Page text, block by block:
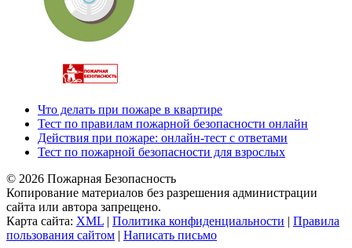
Что делать при пожаре в квартире
Тест по правилам пожарной безопасности онлайн
Действия при пожаре: онлайн-тест с ответами
Тест по пожарной безопасности для взрослых
© 2026 Пожарная Безопасность
Копирование материалов без разрешения администрации
сайта или автора запрещено.
Карта сайта: XML | Политика конфиденциальности | Правила
пользования сайтом | Написать письмо